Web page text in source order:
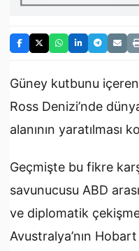
Güney kutbunu
Ross Denizi’nde
alanının yaratılması
Geçmişte bu fikre
savunucusu ABD
ve diplomatik
Avustralya’nın